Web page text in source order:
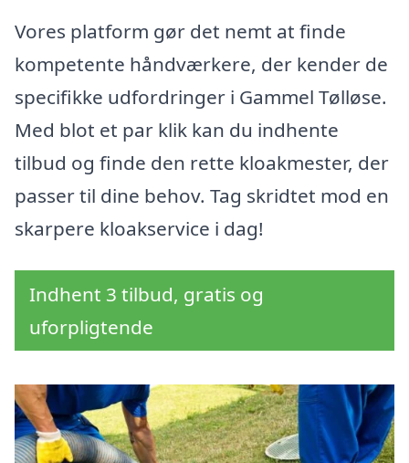
Vores platform gør det nemt at finde
kompetente håndværkere, der kender de
specifikke udfordringer i Gammel Tølløse.
Med blot et par klik kan du indhente
tilbud og finde den rette kloakmester, der
passer til dine behov. Tag skridtet mod en
skarpere kloakservice i dag!
Indhent 3 tilbud, gratis og
uforpligtende